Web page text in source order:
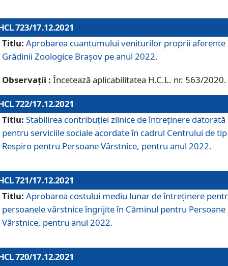
723/17.12.2021
Titlu: Aprobarea cuantumului veniturilor proprii aferente
Grădinii Zoologice Braşov pe anul 2022.
Observații : Încetează aplicabilitatea H.C.L. nr. 563/2020.
722/17.12.2021
Titlu: Stabilirea contribuţiei zilnice de întreținere datorată
pentru serviciile sociale acordate în cadrul Centrului de tip
Respiro pentru Persoane Vârstnice, pentru anul 2022.
721/17.12.2021
Titlu: Aprobarea costului mediu lunar de întreţinere
persoanele vârstnice îngrijite în Căminul pentru Persoane
Vârstnice, pentru anul 2022.
720/17.12.2021